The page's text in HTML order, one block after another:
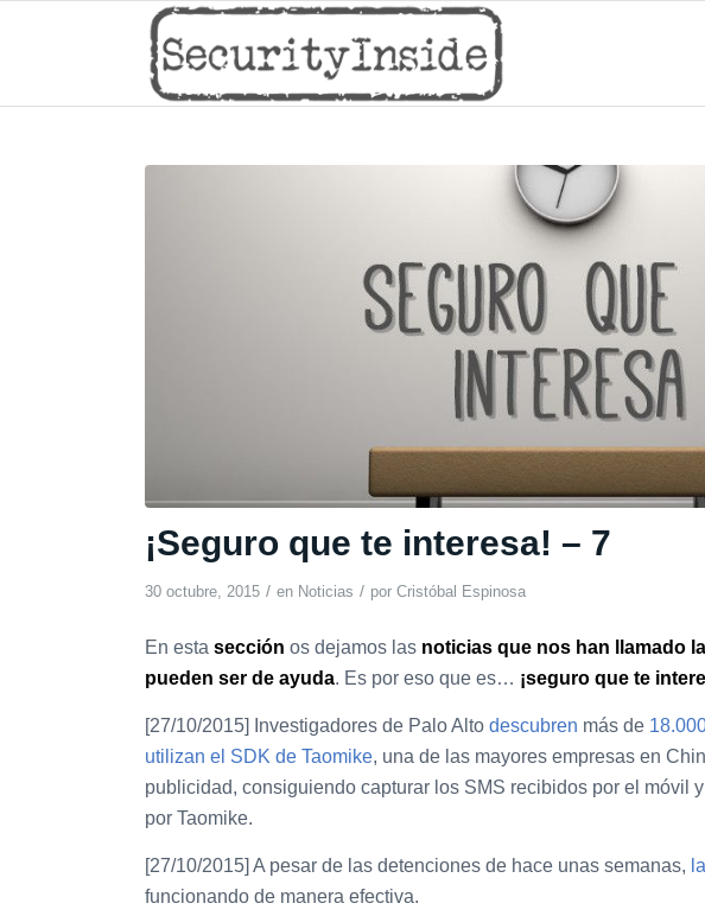
¡Seguro que te interesa! – 7
30 octubre, 2015 / en Noticias / por Cristóbal Espinosa
En esta sección os dejamos las noticias que nos han llamado
pueden ser de ayuda. Es por eso que es… ¡seguro que te
[27/10/2015] Investigadores de Palo Alto descubren más de
utilizan el SDK de Taomike, una de las mayores empresas en
publicidad, consiguiendo capturar los SMS recibidos por el móvil
por Taomike.
[27/10/2015] A pesar de las detenciones de hace unas semanas,
funcionando de manera efectiva.